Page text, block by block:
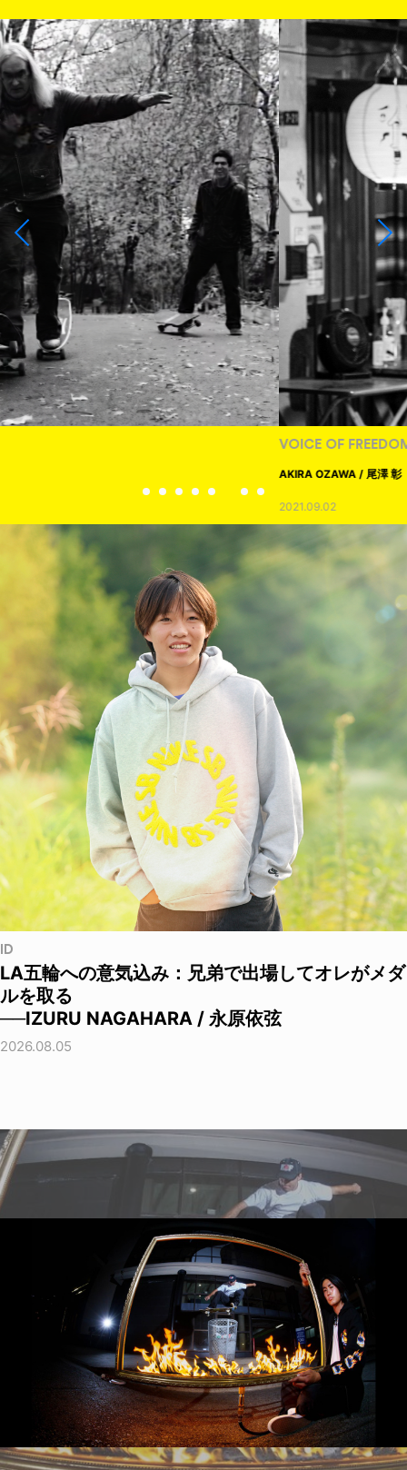
ID
LA五輪への意気込み：兄弟で出場してオレがメダ
ルを取る
──IZURU NAGAHARA / 永原依弦
2026.08.05